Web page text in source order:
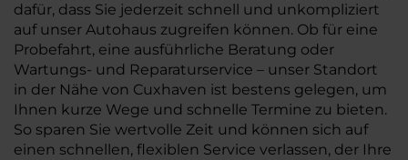
dafür, dass Sie jederzeit schnell und unkompliziert
auf unser Autohaus zugreifen können. Ob für eine
Probefahrt, eine ausführliche Beratung oder
Wartungs- und Reparaturservice – unser Standort
in der Nähe von Cuxhaven ist bestens gelegen, um
Ihnen kurze Wege und schnelle Termine zu bieten.
So sparen Sie wertvolle Zeit und können sich auf
einen schnellen, flexiblen Service verlassen, der Ihre